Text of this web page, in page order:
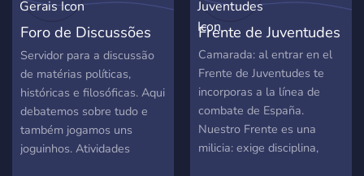
?????????/?????? 〉・
「?」????? 〉・「⏳」???
??????? ???? ?????? ?? ??
???????? ????????. 〉・
「?」????????? 〉・
「?」??????????
?????????????? 〉・
「♾️」????? ???!!
administrar o SEU país.
Foro de Discussões
Gerais
Servidor para a discussão
de matérias políticas,
históricas e filosóficas. Aqui
debatemos sobre tudo e
também jogamos uns
joguinhos. Atividades
Frente de Juventudes
Camarada: al entrar en el
Frente de Juventudes te
incorporas a la línea de
combate de España.
Nuestro Frente es una
milicia: exige disciplina,